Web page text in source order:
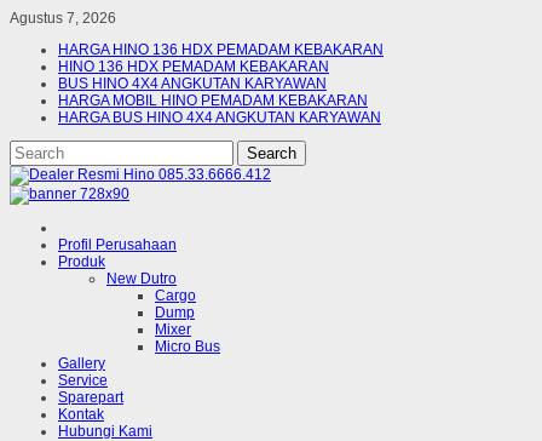
Agustus 7, 2026
HARGA HINO 136 HDX PEMADAM KEBAKARAN
HINO 136 HDX PEMADAM KEBAKARAN
BUS HINO 4X4 ANGKUTAN KARYAWAN
HARGA MOBIL HINO PEMADAM KEBAKARAN
HARGA BUS HINO 4X4 ANGKUTAN KARYAWAN
Profil Perusahaan
Produk
New Dutro
Cargo
Dump
Mixer
Micro Bus
Gallery
Service
Sparepart
Kontak
Hubungi Kami